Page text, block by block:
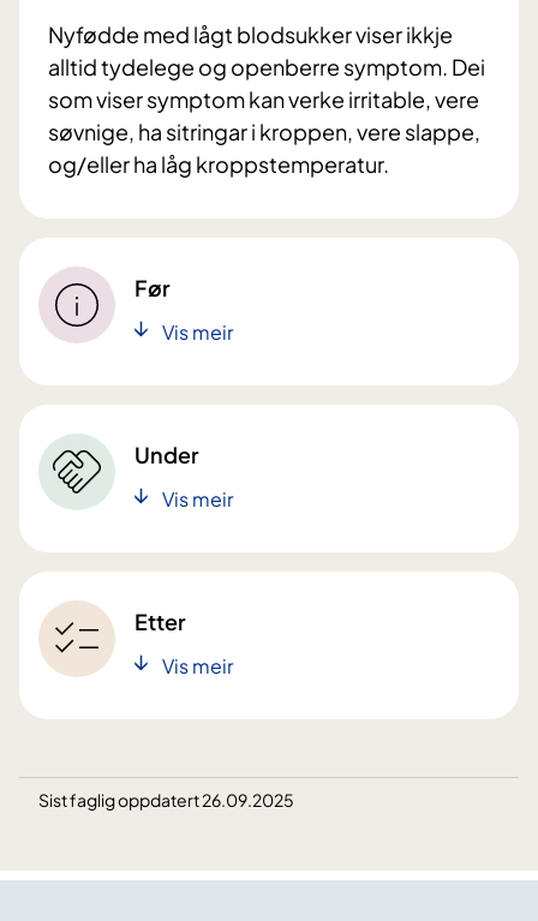
Nyfødde med lågt blodsukker viser ikkje
alltid tydelege og openberre symptom. Dei
som viser symptom kan verke irritable, vere
søvnige, ha sitringar i kroppen, vere slappe,
og/eller ha låg kroppstemperatur.
Før
Vis meir
Under
Vis meir
Etter
Vis meir
Sist faglig oppdatert 26.09.2025